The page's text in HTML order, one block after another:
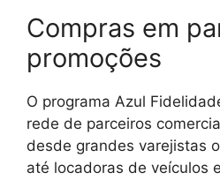
Compras em
promoções
O programa Azul
rede de parceiros
desde grandes varejistas
até locadoras de veículos